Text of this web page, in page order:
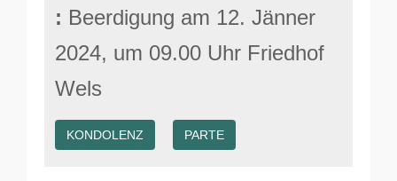
Beerdigung am 12. Jänner
2024, um 09.00 Uhr Friedhof
Wels